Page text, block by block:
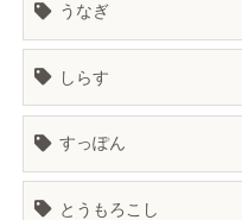
うなぎ
しらす
すっぽん
とうもろこし